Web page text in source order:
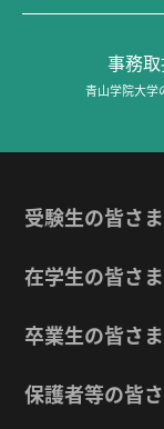
事務
青山学院大学
受験生の皆さ
在学生の皆さ
卒業生の皆さ
保護者等の皆